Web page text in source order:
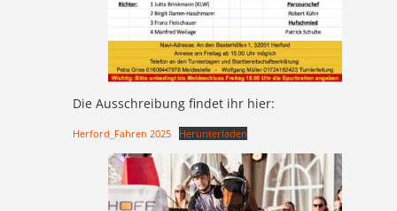
Die Ausschreibung findet ihr hier:
Herford_Fahren 2025 Herunterladen